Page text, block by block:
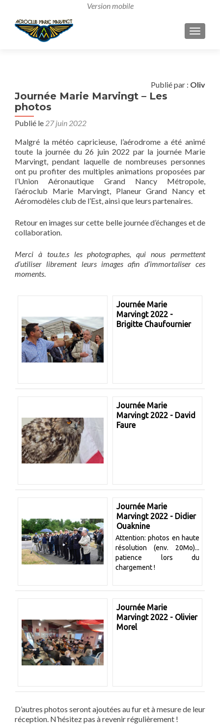
Publié par : Oliv
Journée Marie Marvingt – Les
photos
Publié le 27 juin 2022
Malgré la météo capricieuse, l’aérodrome a été animé
toute la journée du 26 juin 2022 par la journée Marie
Marvingt, pendant laquelle de nombreuses personnes
ont pu profiter des multiples animations proposées par
l’Union Aéronautique Grand Nancy Métropole,
l’aéroclub Marie Marvingt, Planeur Grand Nancy et
Aéromodèles club de l’Est, ainsi que leurs partenaires.
Retour en images sur cette belle journée d’échanges et de
collaboration.
Merci à tou.te.s les photographes, qui nous permettent
d’utiliser librement leurs images afin d’immortaliser ces
moments.
Journée Marie
Marvingt 2022 -
Brigitte Chaufournier
Journée Marie
Marvingt 2022 - David
Faure
Journée Marie
Marvingt 2022 - Didier
Ouaknine
Attention: photos en haute
résolution (env. 20Mo)...
patience lors du
chargement !
Journée Marie
Marvingt 2022 - Olivier
Morel
D’autres photos seront ajoutées au fur et à mesure de leur
réception. N’hésitez pas à revenir régulièrement !